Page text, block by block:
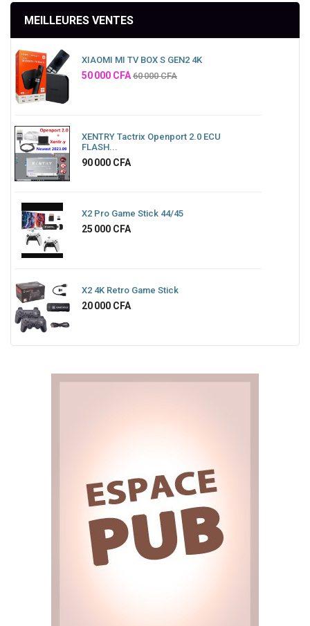
MEILLEURES VENTES
XIAOMI MI TV BOX S GEN2 4K
Prix
50 000 CFA 60 000 CFA
XENTRY Tactrix Openport 2.0 ECU
FLASH...
Prix
90 000 CFA
X2 Pro Game Stick 44/45
Prix
25 000 CFA
X2 4K Retro Game Stick
Prix
20 000 CFA